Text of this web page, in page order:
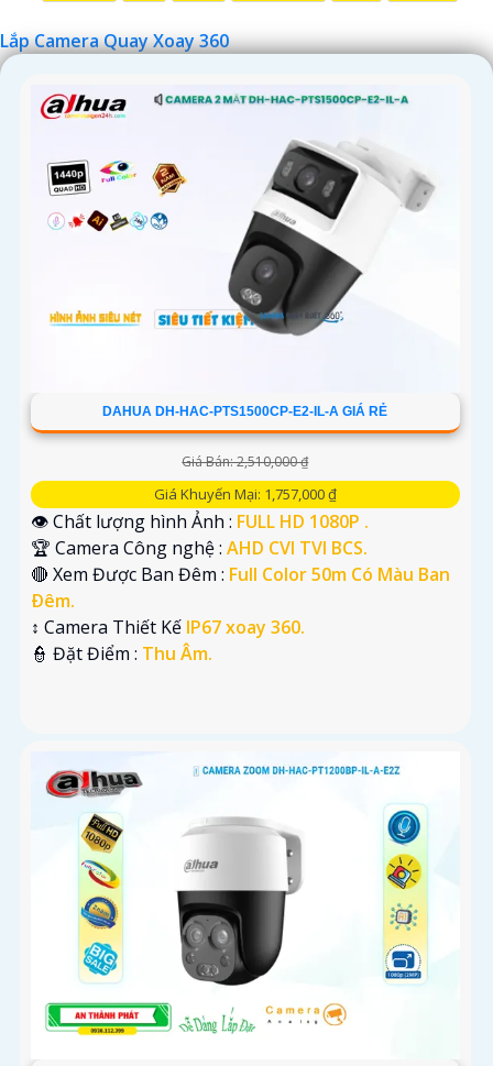
'
Lắp Camera Quay Xoay 360
DAHUA DH-HAC-PTS1500CP-E2-IL-A GIÁ RẺ
Giá Bán: 2,510,000 ₫
Giá Khuyến Mại: 1,757,000 ₫
👁 Chất lượng hình Ảnh : FULL HD 1080P .
🏆 Camera Công nghệ : AHD CVI TVI BCS.
🔴 Xem Được Ban Đêm : Full Color 50m Có Màu Ban
Ðêm.
↕️ Camera Thiết Kế IP67 xoay 360.
️👮 Đặt Điểm : Thu Âm.